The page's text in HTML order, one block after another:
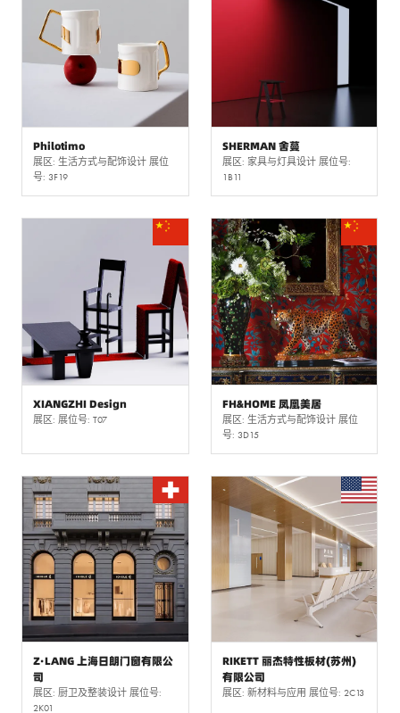
Philotimo
展区: 生活方式与配饰设计 展位
号: 3F19
SHERMAN 舍蔓
展区: 家具与灯具设计 展位号:
1B11
XIANGZHI Design
展区: 展位号: T07
FH&HOME 凤凰美居
展区: 生活方式与配饰设计 展位
号: 3D15
Z·LANG 上海日朗门窗有限公
司
展区: 厨卫及整装设计 展位号:
2K01
RIKETT 丽杰特性板材(苏州)
有限公司
展区: 新材料与应用 展位号: 2C13